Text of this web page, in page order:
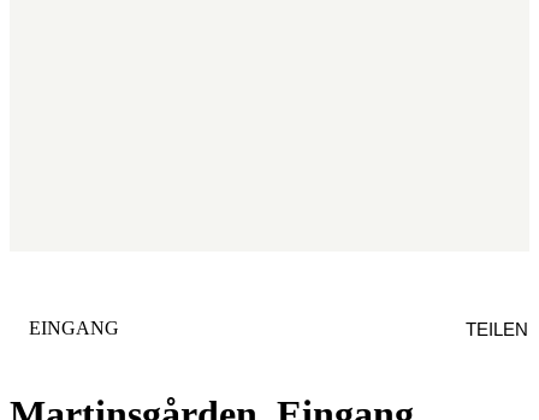
KATEGORIE
EINGANG TEILEN